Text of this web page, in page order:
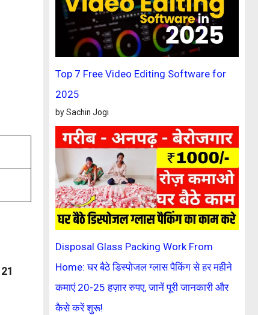
21
Top 7 Free Video Editing Software for
2025
by Sachin Jogi
Disposal Glass Packing Work From
Home: घर बैठे डिस्पोजल ग्लास पैकिंग से हर महीने
कमाएं 20-25 हज़ार रुपए, जानें पूरी जानकारी और
कैसे करें शुरू!